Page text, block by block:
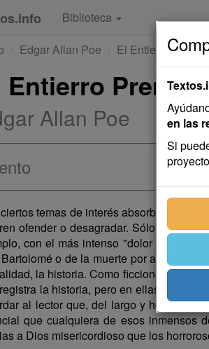
Biblioteca
Edgar Allan Poe El Entierro
Entierro
Allan Poe
temas de interés absorbente,
ofender o desagradar. Sólo se
con el más intenso "dolor
o de la muerte por asfixia de
la historia. Como ficciones, nos
la historia, pero en ellas el
al lector que, del largo y horrible
que cualquiera de esos inmensos
a Dios misericordioso que los
en las
Si